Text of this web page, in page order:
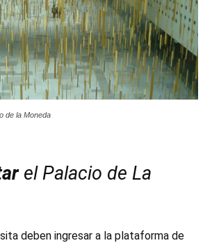
de la Moneda
el Palacio de La
deben ingresar a la plataforma de